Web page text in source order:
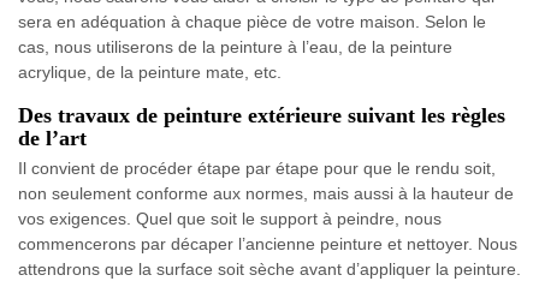
sera en adéquation à chaque pièce de votre maison. Selon le
cas, nous utiliserons de la peinture à l’eau, de la peinture
acrylique, de la peinture mate, etc.
Des travaux de peinture extérieure suivant les règles
de l’art
Il convient de procéder étape par étape pour que le rendu soit,
non seulement conforme aux normes, mais aussi à la hauteur de
vos exigences. Quel que soit le support à peindre, nous
commencerons par décaper l’ancienne peinture et nettoyer. Nous
attendrons que la surface soit sèche avant d’appliquer la peinture.